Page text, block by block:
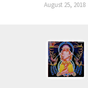
August 25, 2018